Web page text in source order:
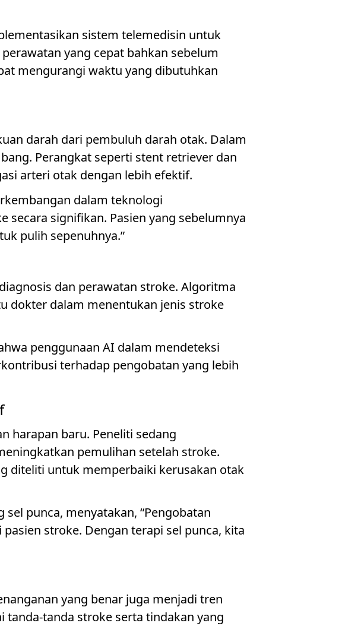
sistem telemedisin untuk
yang cepat bahkan sebelum
mengurangi waktu yang dibutuhkan
darah dari pembuluh darah otak. Dalam
Perangkat seperti stent retriever dan
arteri otak dengan lebih efektif.
dalam teknologi
signifikan. Pasien yang sebelumnya
pulih sepenuhnya.”
dan perawatan stroke. Algoritma
dokter dalam menentukan jenis stroke
penggunaan AI dalam mendeteksi
terhadap pengobatan yang lebih
harapan baru. Peneliti sedang
pemulihan setelah stroke.
diteliti untuk memperbaiki kerusakan otak
punca, menyatakan, “Pengobatan
stroke. Dengan terapi sel punca, kita
yang benar juga menjadi tren
tanda-tanda stroke serta tindakan yang